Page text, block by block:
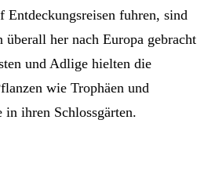
Entdeckungsreisen fuhren, sind
überall her nach Europa gebracht
und Adlige hielten die
wie Trophäen und
in ihren Schlossgärten.